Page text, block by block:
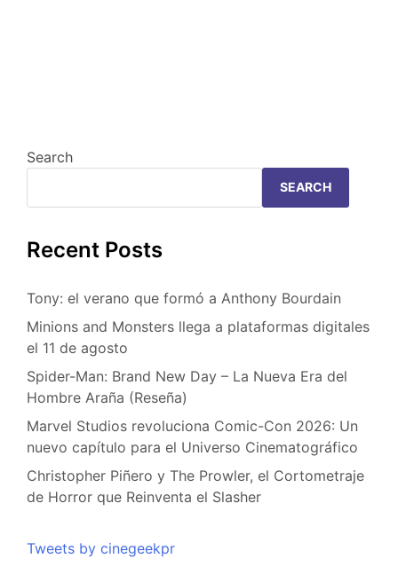
Search
SEARCH
Recent Posts
Tony: el verano que formó a Anthony Bourdain
Minions and Monsters llega a plataformas digitales
el 11 de agosto
Spider-Man: Brand New Day – La Nueva Era del
Hombre Araña (Reseña)
Marvel Studios revoluciona Comic-Con 2026: Un
nuevo capítulo para el Universo Cinematográfico
Christopher Piñero y The Prowler, el Cortometraje
de Horror que Reinventa el Slasher
Tweets by cinegeekpr